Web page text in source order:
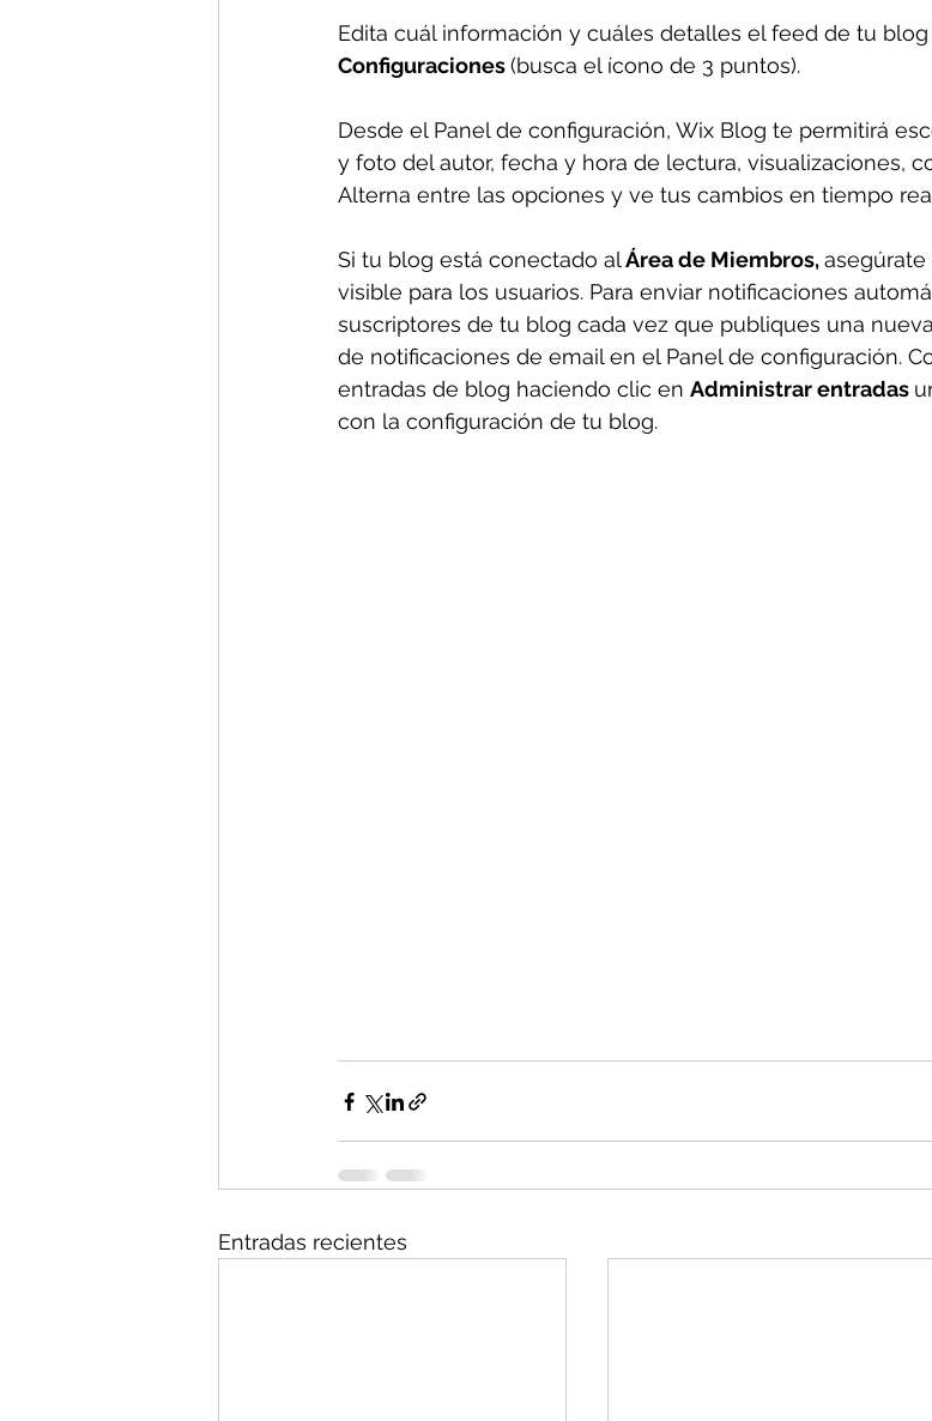
Edita cuál información y cuáles detalles el feed de tu
Configuraciones (busca el ícono de 3 puntos).
Desde el Panel de configuración, Wix Blog te permitirá
y foto del autor, fecha y hora de lectura, visualizaciones,
Alterna entre las opciones y ve tus cambios en tiempo
Si tu blog está conectado al Área de Miembros,
visible para los usuarios. Para enviar notificaciones
suscriptores de tu blog cada vez que publiques una
de notificaciones de email en el Panel de configuración.
entradas de blog haciendo clic en Administrar entradas
con la configuración de tu blog.
Entradas recientes